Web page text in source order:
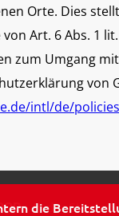
Orte. Dies
Art. 6 Abs. 1
zum Umgang
von
intl/de/
In der Steele 6
die